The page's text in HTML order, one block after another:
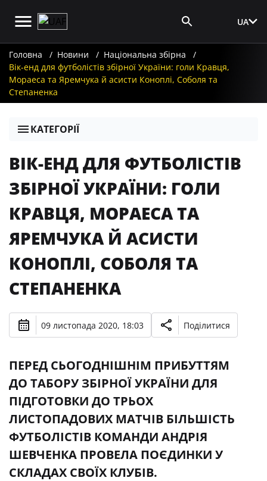
UA
Головна Новини
Національна збірна
Вік-енд для футболістів збірної України: голи Кравця,
Мораеса та Яремчука й асисти Коноплі, Соболя та
Степаненка
КАТЕГОРІЇ
ВІК-ЕНД ДЛЯ ФУТБОЛІСТІВ
ЗБІРНОЇ УКРАЇНИ: ГОЛИ
КРАВЦЯ, МОРАЕСА ТА
ЯРЕМЧУКА Й АСИСТИ
КОНОПЛІ, СОБОЛЯ ТА
СТЕПАНЕНКА
09 листопада 2020, 18:03 Поділитися
ПЕРЕД СЬОГОДНІШНІМ ПРИБУТТЯМ
ДО ТАБОРУ ЗБІРНОЇ УКРАЇНИ ДЛЯ
ПІДГОТОВКИ ДО ТРЬОХ
ЛИСТОПАДОВИХ МАТЧІВ БІЛЬШІСТЬ
ФУТБОЛІСТІВ КОМАНДИ АНДРІЯ
ШЕВЧЕНКА ПРОВЕЛА ПОЄДИНКИ У
СКЛАДАХ СВОЇХ КЛУБІВ.